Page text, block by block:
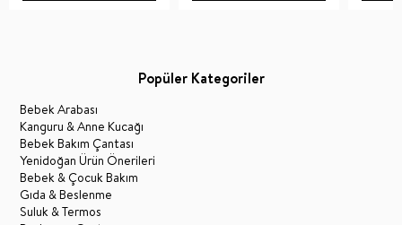
Popüler Kategoriler
Bebek Arabası
Kanguru & Anne Kucağı
Bebek Bakım Çantası
Yenidoğan Ürün Önerileri
Bebek & Çocuk Bakım
Gıda & Beslenme
Suluk & Termos